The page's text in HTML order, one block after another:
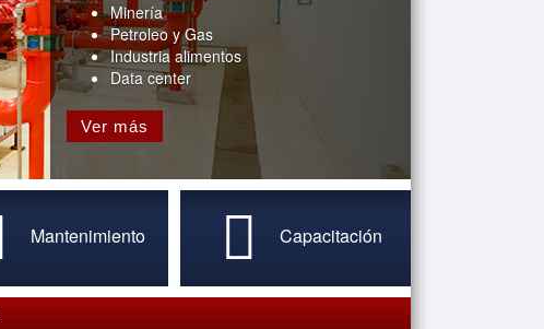
Minería
Petroleo y Gas
Industria alimentos
Data center
Ver más
Mantenimiento Capacitación